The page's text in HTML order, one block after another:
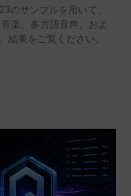
のサンプルを用いて、
楽、多言語音声、およ
結果をご覧ください。.